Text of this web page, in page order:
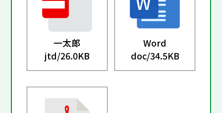
一太郎
jtd/26.0KB
Word
doc/34.5KB